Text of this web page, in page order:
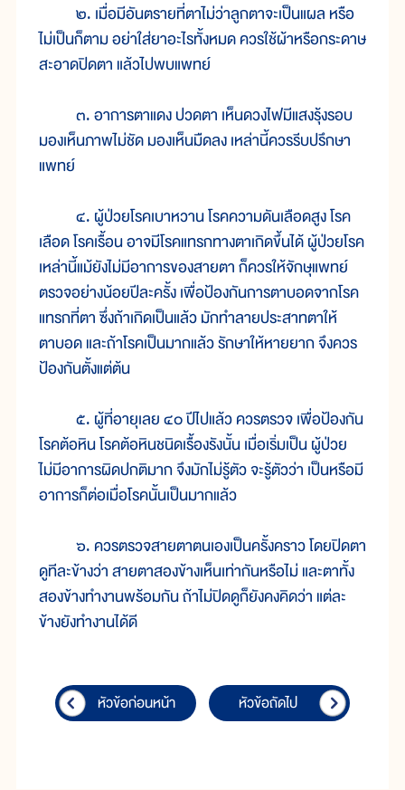
๒. เมื่อมีอันตรายที่ตาไม่ว่าลูกตาจะเป็นแผล หรือ
ไม่เป็นก็ตาม อย่าใส่ยาอะไรทั้งหมด ควรใช้ผ้าหรือกระดาษ
สะอาดปิดตา แล้วไปพบแพทย์
๓. อาการตาแดง ปวดตา เห็นดวงไฟมีแสงรุ้งรอบ
มองเห็นภาพไม่ชัด มองเห็นมืดลง เหล่านี้ควรรีบปรึกษา
แพทย์
๔. ผู้ป่วยโรคเบาหวาน โรคความดันเลือดสูง โรค
เลือด โรคเรื้อน อาจมีโรคแทรกทางตาเกิดขึ้นได้ ผู้ป่วยโรค
เหล่านี้แม้ยังไม่มีอาการของสายตา ก็ควรให้จักษุแพทย์
ตรวจอย่างน้อยปีละครั้ง เพื่อป้องกันการตาบอดจากโรค
แทรกที่ตา ซึ่งถ้าเกิดเป็นแล้ว มักทำลายประสาทตาให้
ตาบอด และถ้าโรคเป็นมากแล้ว รักษาให้หายยาก จึงควร
ป้องกันตั้งแต่ต้น
๕. ผู้ที่อายุเลย ๔๐ ปีไปแล้ว ควรตรวจ เพื่อป้องกัน
โรคต้อหิน โรคต้อหินชนิดเรื้องรังนั้น เมื่อเริ่มเป็น ผู้ป่วย
ไม่มีอาการผิดปกติมาก จึงมักไม่รู้ตัว จะรู้ตัวว่า เป็นหรือมี
อาการก็ต่อเมื่อโรคนั้นเป็นมากแล้ว
๖. ควรตรวจสายตาตนเองเป็นครั้งคราว โดยปิดตา
ดูทีละข้างว่า สายตาสองข้างเห็นเท่ากันหรือไม่ และตาทั้ง
สองข้างทำงานพร้อมกัน ถ้าไม่ปิดดูก็ยังคงคิดว่า แต่ละ
ข้างยังทำงานได้ดี
หัวข้อก่อนหน้า หัวข้อถัดไป